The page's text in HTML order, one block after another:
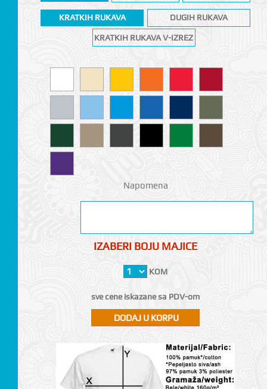
KRATKIH RUKAVA DUGIH RUKAVA
KRATKIH RUKAVA V-IZREZ
Napomena
IZABERI BOJU MAJICE
KOM
sve cene iskazane sa PDV-om